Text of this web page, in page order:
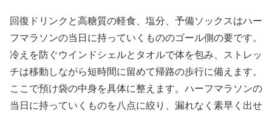
回復ドリンクと高糖質の軽食、塩分、予備ソックスはハー
フマラソンの当日に持っていくもののゴール側の要です。
冷えを防ぐウインドシェルとタオルで体を包み、ストレッ
チは移動しながら短時間に留めて帰路の歩行に備えます。
ここで預け袋の中身を具体に整えます。ハーフマラソンの
当日に持っていくものを八点に絞り、漏れなく素早く出せ